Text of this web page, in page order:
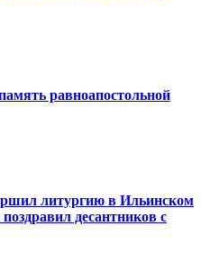
равноапостольной
литургию в Ильинском
десантников с